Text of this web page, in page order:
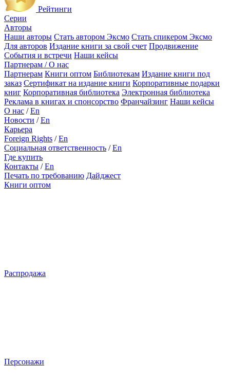
Рейтинги
Серии
Авторы
Наши авторы Стать автором Эксмо Стать спикером Эксмо
Для авторов Издание книги за свой счет Продвижение
События и встречи Наши кейсы
Партнерам / О нас
Партнерам Книги оптом Библиотекам Издание книги под
заказ Сертификат на издание книги Корпоративные подарки
книг Корпоративная библиотека Электронная библиотека
Реклама в книгах и спонсорство Франчайзинг Наши кейсы
О нас /En
Новости /En
Карьера
Foreign Rights /En
Социальная ответственность /En
Где купить
Контакты /En
Печать по требованию Дайджест
Книги оптом
Распродажа
Персонажи